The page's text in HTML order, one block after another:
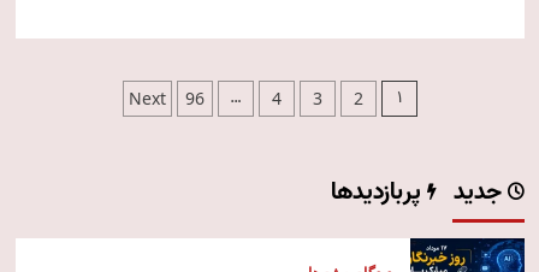
صفحه‌بندی
1
2
3
4
…
96
Next
جدید پربازدیدها